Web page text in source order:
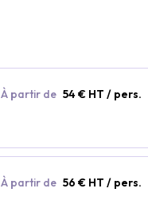
À partir de 54 € HT / pers.
À partir de 56 € HT / pers.